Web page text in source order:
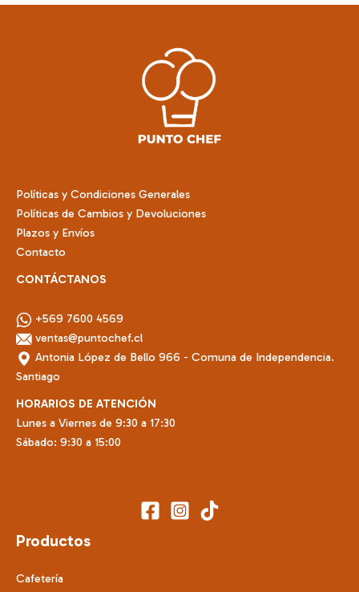
Políticas y Condiciones Generales
Políticas de Cambios y Devoluciones
Plazos y Envíos
Contacto
CONTÁCTANOS
+569 7600 4569
ventas@puntochef.cl
Antonia López de Bello 966 - Comuna de Independencia.
Santiago
HORARIOS DE ATENCIÓN
Lunes a Viernes de 9:30 a 17:30
Sábado: 9:30 a 15:00
Productos
Cafetería